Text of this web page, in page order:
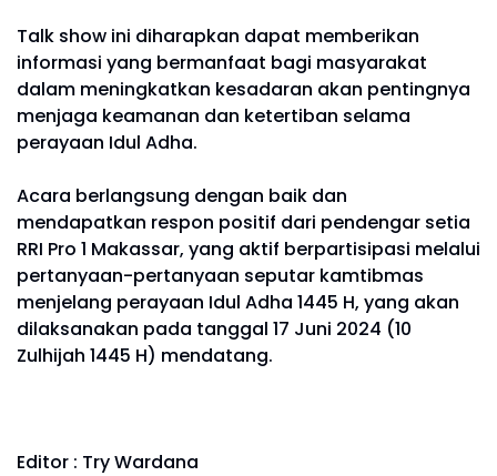
Talk show ini diharapkan dapat memberikan
informasi yang bermanfaat bagi masyarakat
dalam meningkatkan kesadaran akan pentingnya
menjaga keamanan dan ketertiban selama
perayaan Idul Adha.
Acara berlangsung dengan baik dan
mendapatkan respon positif dari pendengar setia
RRI Pro 1 Makassar, yang aktif berpartisipasi melalui
pertanyaan-pertanyaan seputar kamtibmas
menjelang perayaan Idul Adha 1445 H, yang akan
dilaksanakan pada tanggal 17 Juni 2024 (10
Zulhijah 1445 H) mendatang.
Editor : Try Wardana